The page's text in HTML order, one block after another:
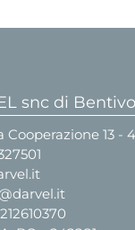
snc di
Cooperazione 13 -